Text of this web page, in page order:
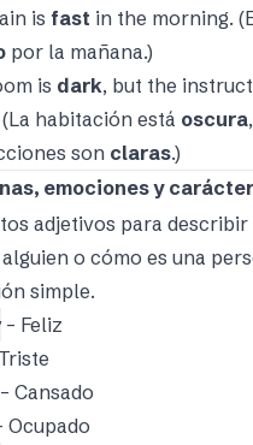
is fast in the morning.
por la mañana.)
is dark, but the
habitación está oscura
son claras.)
emociones y carácter
adjetivos para describir
o cómo es una
simple.
– Feliz
– Cansado
Ocupado